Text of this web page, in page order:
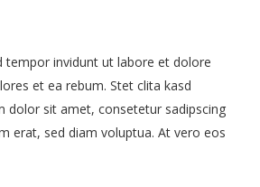
invidunt ut labore et dolore
et ea rebum. Stet clita kasd
dolor sit amet, consetetur sadipscing
erat, sed diam voluptua. At vero eos